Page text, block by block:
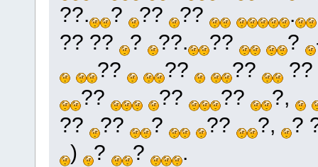
??.
? ?? ??
.
?? ??
? ??. ?? ?
??
?? ??
??
??
?? ??
?,
??
?? ? ?? ?,
?
)
? ?
.